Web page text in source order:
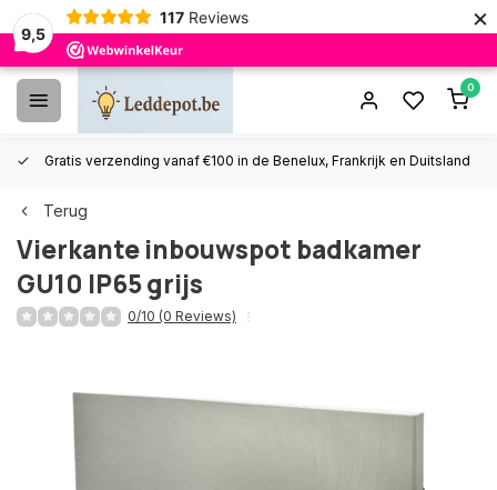
9,5
117 Reviews ×
0
Gratis verzending vanaf €100 in de Benelux, Frankrijk en Duitsland
Terug
Vierkante inbouwspot badkamer
GU10 IP65 grijs
0/10 (0 Reviews)